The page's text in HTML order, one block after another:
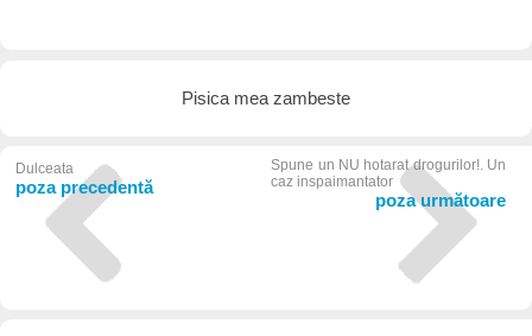
Pisica mea zambeste
Dulceata
poza precedentă
Spune un NU hotarat drogurilor!. Un
caz inspaimantator
poza următoare